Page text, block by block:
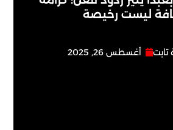
ليست رخيصة
تابت أغسطس 26, 2025